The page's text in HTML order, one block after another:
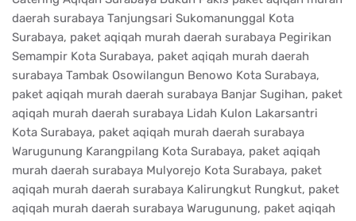
daerah surabaya Tanjungsari Sukomanunggal Kota
Surabaya, paket aqiqah murah daerah surabaya Pegirikan
Semampir Kota Surabaya, paket aqiqah murah daerah
surabaya Tambak Osowilangun Benowo Kota Surabaya,
paket aqiqah murah daerah surabaya Banjar Sugihan, paket
aqiqah murah daerah surabaya Lidah Kulon Lakarsantri
Kota Surabaya, paket aqiqah murah daerah surabaya
Warugunung Karangpilang Kota Surabaya, paket aqiqah
murah daerah surabaya Mulyorejo Kota Surabaya, paket
aqiqah murah daerah surabaya Kalirungkut Rungkut, paket
aqiqah murah daerah surabaya Warugunung, paket aqiqah